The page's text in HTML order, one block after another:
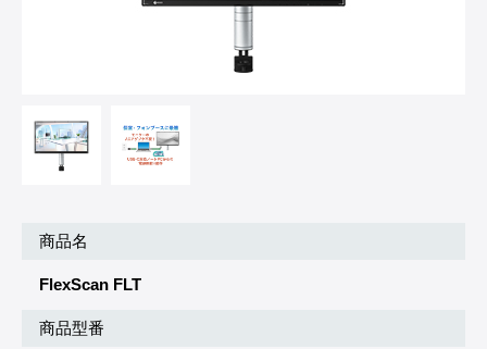
商品名
FlexScan FLT
商品型番